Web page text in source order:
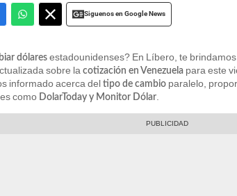
Siguenos en Google News
dólares estadounidenses? En Líbero, te
sobre la cotización en Venezuela para este
informado acerca del tipo de cambio paralelo,
como DolarToday y Monitor Dólar